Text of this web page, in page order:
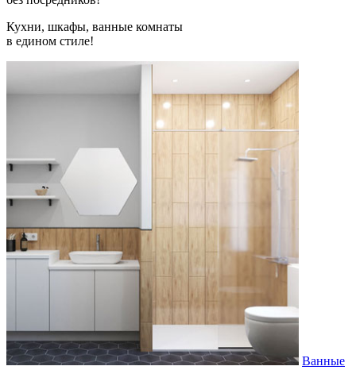
Кухни, шкафы, ванные комнаты
в едином стиле!
Ванные